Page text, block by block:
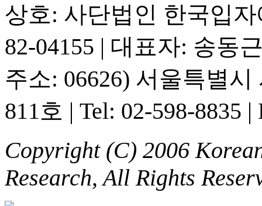
상호: 사단법인 한국입
82-04155 | 대표자: 송동
주소: 06626) 서울특별
811호 | Tel: 02-598-8835 |
Copyright (C) 2006
Research, All Rights